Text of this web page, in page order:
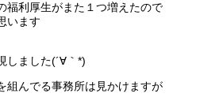
福利厚生がまた１つ増えたので
います
しました(´∀｀*)
組んでる事務所は見かけますが